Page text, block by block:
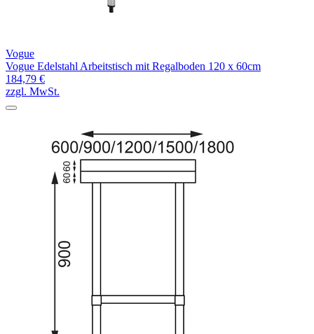
Vogue
Vogue Edelstahl Arbeitstisch mit Regalboden 120 x 60cm
184,79 €
zzgl. MwSt.